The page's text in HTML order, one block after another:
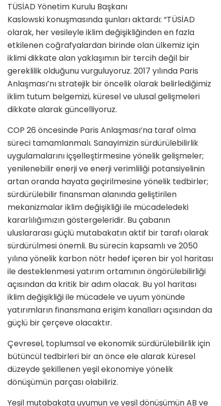
TÜSİAD Yönetim Kurulu Başkanı
Kaslowski konuşmasında şunları aktardı: “TÜSİAD
olarak, her vesileyle iklim değişikliğinden en fazla
etkilenen coğrafyalardan birinde olan ülkemiz için
iklimi dikkate alan yaklaşımın bir tercih değil bir
gereklilik olduğunu vurguluyoruz. 2017 yılında Paris
Anlaşması’nı stratejik bir öncelik olarak belirlediğimiz
iklim tutum belgemizi, küresel ve ulusal gelişmeleri
dikkate alarak güncelliyoruz.
COP 26 öncesinde Paris Anlaşması’na taraf olma
süreci tamamlanmalı. Sanayimizin sürdürülebilirlik
uygulamalarını içşelleştirmesine yönelik gelişmeler;
yenilenebilir enerji ve enerji verimliliği potansiyelinin
artan oranda hayata geçirilmesine yönelik tedbirler;
sürdürülebilir finansman alanında geliştirilen
mekanizmalar iklim değişikliği ile mücadeledeki
kararlılığımızın göstergeleridir. Bu çabanın
uluslararası güçlü mutabakatın aktif bir tarafı olarak
sürdürülmesi önemli. Bu sürecin kapsamlı ve 2050
yılına yönelik karbon nötr hedef içeren bir yol haritası
ile desteklenmesi yatırım ortamının öngörülebilirliği
açısından da kritik bir adım olacak. Bu yol haritası
iklim değişikliği ile mücadele ve uyum yönünde
yatırımların finansmana erişim kanalları açısından da
güçlü bir çerçeve olacaktır.
Çevresel, toplumsal ve ekonomik sürdürülebilirlik için
bütüncül tedbirleri bir an önce ele alarak küresel
düzeyde şekillenen yeşil ekonomiye yönelik
dönüşümün parçası olabiliriz.
Yeşil mutabakata uyumun ve yeşil dönüşümün AB ve